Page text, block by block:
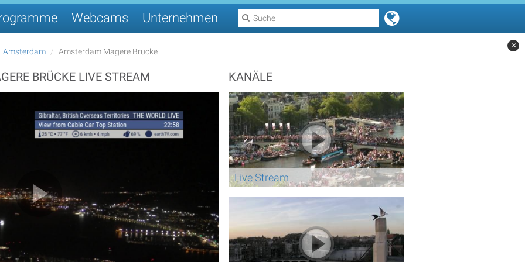
Webcams Unternehmen
Amsterdam Amsterdam Magere Brücke
BRÜCKE LIVE STREAM
Play Video
KANÄLE
Live Stream
✕